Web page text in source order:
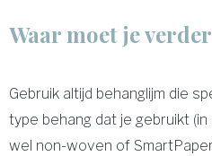
Waar moet je
Gebruik altijd behanglijm die
type behang dat je gebruikt
wel non-woven of